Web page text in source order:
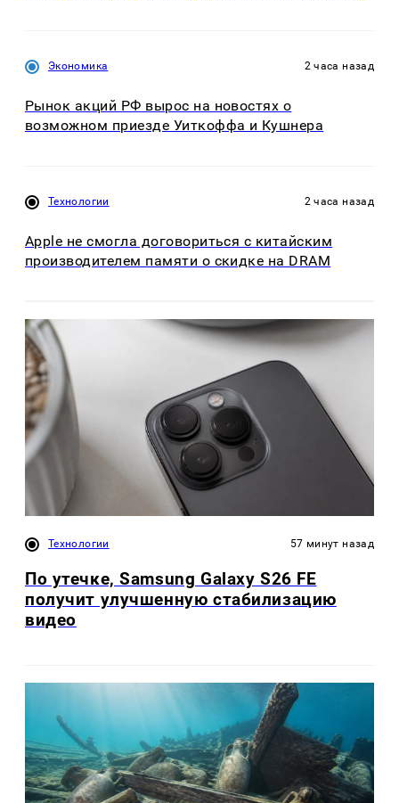
Экономика 2 часа назад
Рынок акций РФ вырос на новостях о
возможном приезде Уиткоффа и Кушнера
Технологии 2 часа назад
Apple не смогла договориться с китайским
производителем памяти о скидке на DRAM
Технологии 57 минут назад
По утечке, Samsung Galaxy S26 FE
получит улучшенную стабилизацию
видео